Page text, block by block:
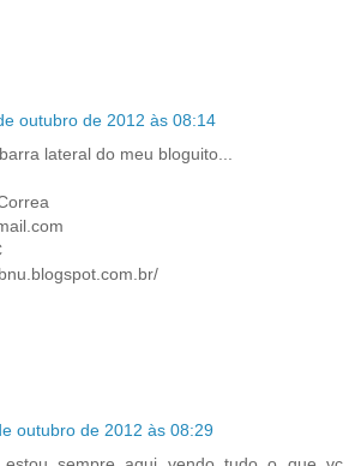
outubro de 2012 às 08:14
lateral do meu bloguito...
outubro de 2012 às 08:29